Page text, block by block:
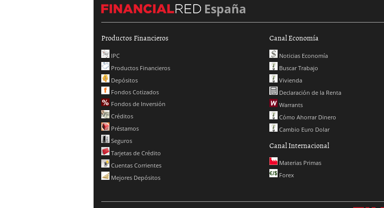
España
Productos Financieros
IPC
Productos Financieros
Depósitos
Fondos Cotizados
Fondos de Inversión
Créditos
Préstamos
Seguros
Tarjetas de Crédito
Cuentas Corrientes
Mejores Depósitos
Canal Economía
Noticias Economía
Buscar Trabajo
Vivienda
Declaración de la Renta
Warrants
Cómo Ahorrar Dinero
Cambio Euro Dolar
Canal Internacional
Materias Primas
Forex